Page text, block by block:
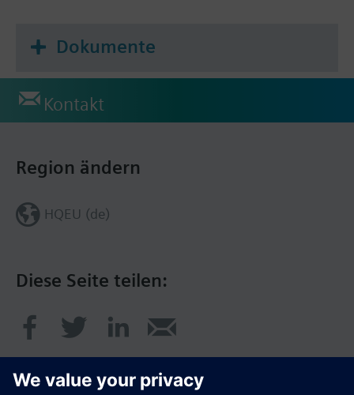
Dokumente
Kontakt
Diese Seite teilen:
Region ändern
HQEU (de)